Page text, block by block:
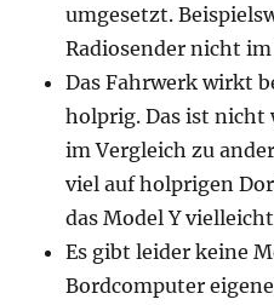
umgesetzt.
Radiosender nicht
Das Fahrwerk wirkt
holprig. Das ist
im Vergleich zu
viel auf holprigen
das Model Y
Es gibt leider keine
Bordcomputer